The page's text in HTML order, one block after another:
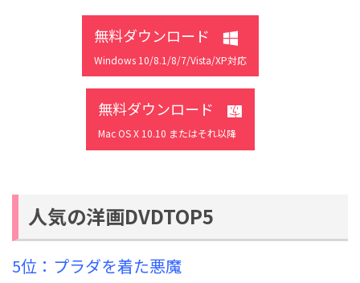
無料ダウンロード
Windows 10/8.1/8/7/Vista/XP対応
無料ダウンロード
Mac OS X 10.10 またはそれ以降
人気の洋画DVDTOP5
5位：プラダを着た悪魔